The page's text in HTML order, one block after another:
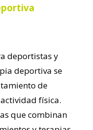
deportistas y
deportiva se
de
física.
que combinan